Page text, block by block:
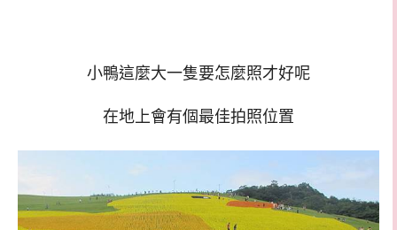
小鴨這麼大一隻要怎麼照才好呢
在地上會有個最佳拍照位置